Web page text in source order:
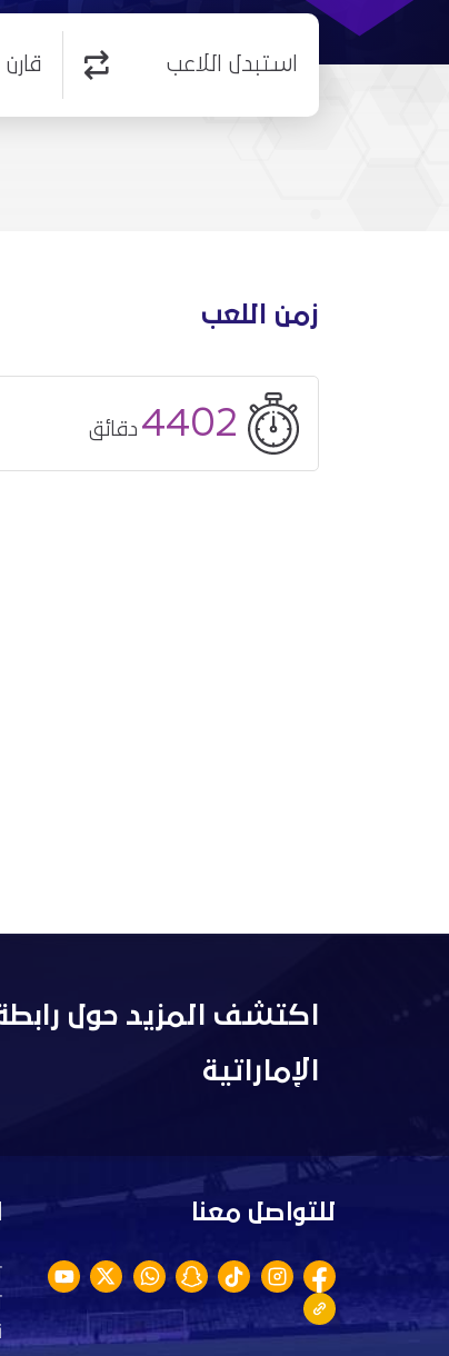
استبدل اللاعب قارن
زمن اللعب
4402 دقائق
اكتشف المزيد حول
الإماراتية
للتواصل معنا